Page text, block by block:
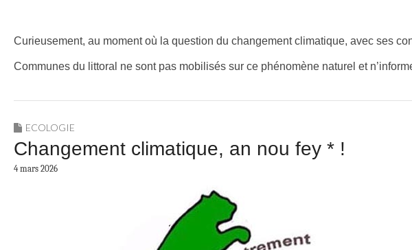
Curieusement, au moment où la question du changement climatique, avec ses
Communes du littoral ne sont pas mobilisés sur ce phénomène naturel et
ECOLOGIE
Changement climatique, an nou fey * !
4 mars 2026